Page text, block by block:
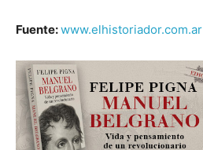
Fuente:www.elhistoriador.com.ar